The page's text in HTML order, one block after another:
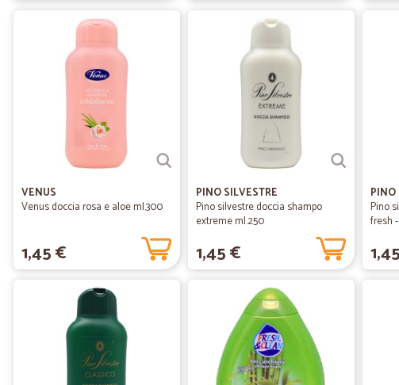
VENUS
Venus doccia rosa e aloe ml.300
1,45 €
PINO SILVESTRE
Pino silvestre doccia shampo
extreme ml.250
1,45 €
PINO
Pino
fresh